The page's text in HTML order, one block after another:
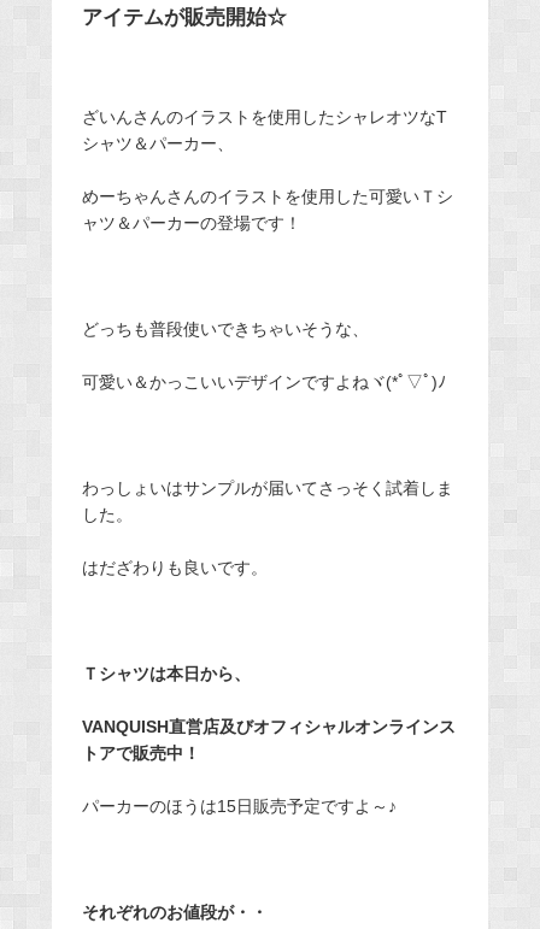
アイテムが販売開始☆
ざいんさんのイラストを使用したシャレオツなT
シャツ＆パーカー、
めーちゃんさんのイラストを使用した可愛いＴシ
ャツ＆パーカーの登場です！
どっちも普段使いできちゃいそうな、
可愛い＆かっこいいデザインですよねヾ(*ﾟ▽ﾟ)ﾉ
わっしょいはサンプルが届いてさっそく試着しま
した。
はだざわりも良いです。
Ｔシャツは本日から、
VANQUISH直営店及びオフィシャルオンラインス
トアで販売中！
パーカーのほうは15日販売予定ですよ～♪
それぞれのお値段が・・